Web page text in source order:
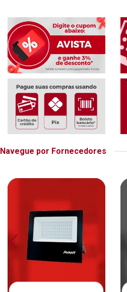
Navegue por Fornecedores